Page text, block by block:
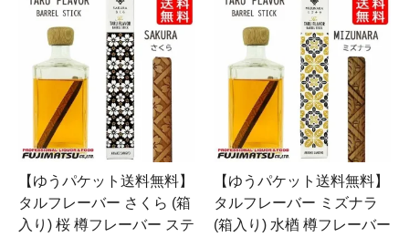
【ゆうパケット送料無料】
タルフレーバー さくら (箱
入り) 桜 樽フレーバー ステ
【ゆうパケット送料無料】
タルフレーバー ミズナラ
(箱入り) 水楢 樽フレーバー